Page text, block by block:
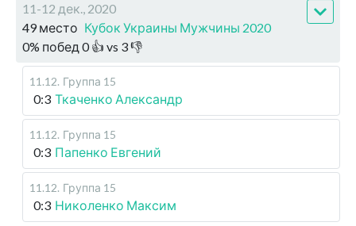
11-12 дек., 2020
49 место Кубок Украины Мужчины 2020
0% побед 0👍 vs 3👎
11.12. Группа 15
0:3 Ткаченко Александр
11.12. Группа 15
0:3 Папенко Евгений
11.12. Группа 15
0:3 Николенко Максим